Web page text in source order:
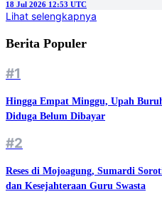
18 Jul 2026 12:53 UTC
Lihat selengkapnya
Berita Populer
#1
Hingga Empat Minggu, Upah
Diduga Belum Dibayar
#2
Reses di Mojoagung, Sumardi
dan Kesejahteraan Guru Swasta